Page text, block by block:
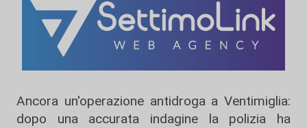
Ancora un'operazione antidroga a Ventimiglia:
dopo una accurata indagine la polizia ha